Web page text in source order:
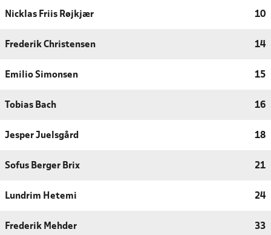
Nicklas Friis Røjkjær 10
Frederik Christensen 14
Emilio Simonsen 15
Tobias Bach 16
Jesper Juelsgård 18
Sofus Berger Brix 21
Lundrim Hetemi 24
Frederik Mehder 33